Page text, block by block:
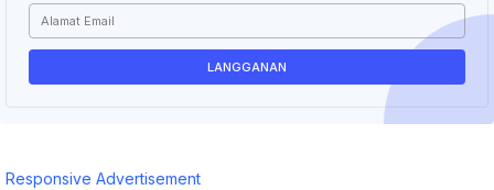
Responsive Advertisement